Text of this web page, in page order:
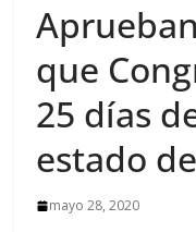
que
25 días
estado
mayo 28, 2020